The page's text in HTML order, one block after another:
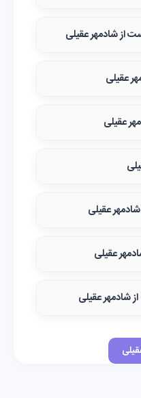
از شادمهر عقیلی
عقیلی
عقیلی
عقیلی
عقیلی
شادمهر عقیلی